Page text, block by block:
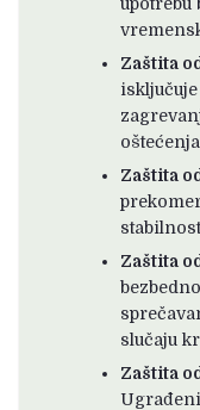
Zaštita
Zaštita
Zaštita
slučaju
Zaštita